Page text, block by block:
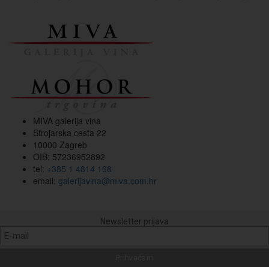
MIVA galerija vina
Strojarska cesta 22
10000 Zagreb
OIB: 57236952892
tel: +385 1 4814 168
email: galerijavina@miva.com.hr
Newsletter prijava